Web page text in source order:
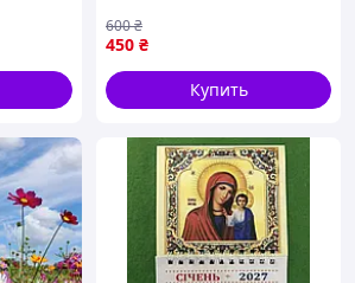
450 ₴
600₴
Купить